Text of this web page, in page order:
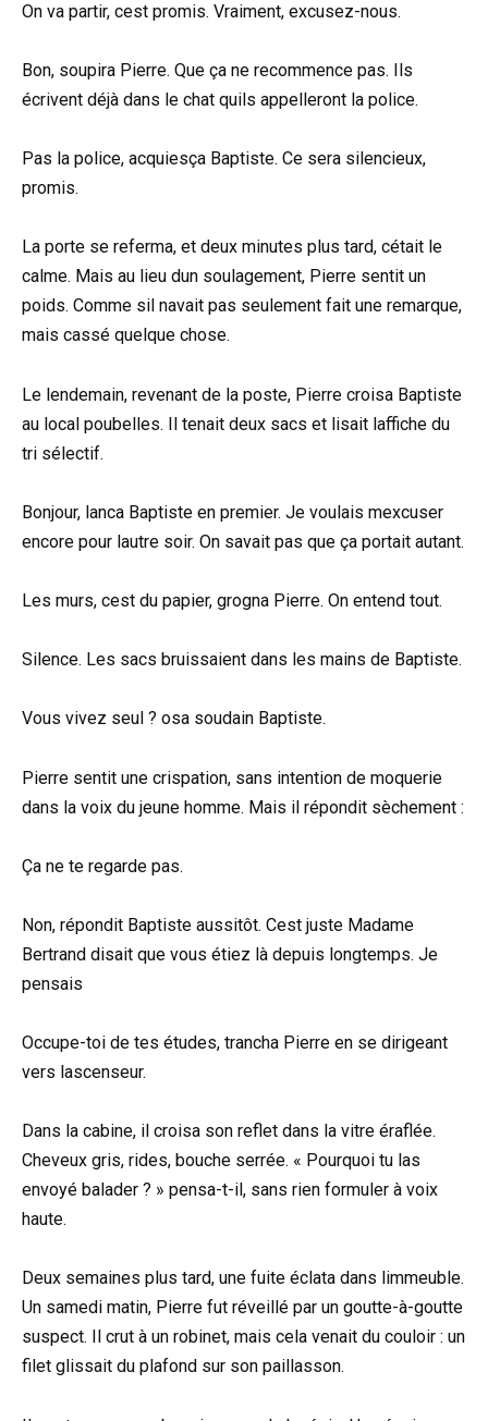
On va partir, cest promis. Vraiment, excusez-nous.
Bon, soupira Pierre. Que ça ne recommence pas. Ils
écrivent déjà dans le chat quils appelleront la police.
Pas la police, acquiesça Baptiste. Ce sera silencieux,
promis.
La porte se referma, et deux minutes plus tard, cétait le
calme. Mais au lieu dun soulagement, Pierre sentit un
poids. Comme sil navait pas seulement fait une remarque,
mais cassé quelque chose.
Le lendemain, revenant de la poste, Pierre croisa Baptiste
au local poubelles. Il tenait deux sacs et lisait laffiche du
tri sélectif.
Bonjour, lanca Baptiste en premier. Je voulais mexcuser
encore pour lautre soir. On savait pas que ça portait autant.
Les murs, cest du papier, grogna Pierre. On entend tout.
Silence. Les sacs bruissaient dans les mains de Baptiste.
Vous vivez seul ? osa soudain Baptiste.
Pierre sentit une crispation, sans intention de moquerie
dans la voix du jeune homme. Mais il répondit sèchement :
Ça ne te regarde pas.
Non, répondit Baptiste aussitôt. Cest juste Madame
Bertrand disait que vous étiez là depuis longtemps. Je
pensais
Occupe-toi de tes études, trancha Pierre en se dirigeant
vers lascenseur.
Dans la cabine, il croisa son reflet dans la vitre éraflée.
Cheveux gris, rides, bouche serrée. « Pourquoi tu las
envoyé balader ? » pensa-t-il, sans rien formuler à voix
haute.
Deux semaines plus tard, une fuite éclata dans limmeuble.
Un samedi matin, Pierre fut réveillé par un goutte-à-goutte
suspect. Il crut à un robinet, mais cela venait du couloir : un
filet glissait du plafond sur son paillasson.